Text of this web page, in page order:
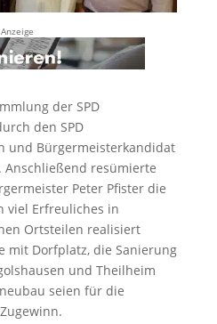
Anzeige
der SPD
den SPD
und Bürgermeisterkandidat
resümierte
Peter Pfister die
viel Erfreuliches in
Ortsteilen realisiert
mit Dorfplatz, die Sanierung
und Theilheim
seien für die